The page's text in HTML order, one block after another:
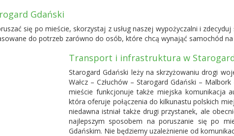
Gdański
się po mieście, skorzystaj z usług naszej wypożyczalni i
do potrzeb zarówno do osób, które chcą wynająć samochód
Transport i infrastruktura w
Starogard Gdański leży na skrzyżowaniu drogi
Wałcz – Człuchów – Starogard Gdański –
mieście funkcjonuje także miejska komunikacja
która oferuje połączenia do kilkunastu polskich
niedawna istniał także drugi przystanek, ale
najlepszym sposobem na poruszanie się po
Gdańskim. Nie będziemy uzależnienie od